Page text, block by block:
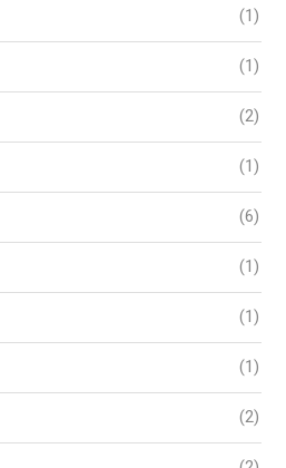
(1)
(1)
(2)
(1)
(6)
(1)
(1)
(1)
(2)